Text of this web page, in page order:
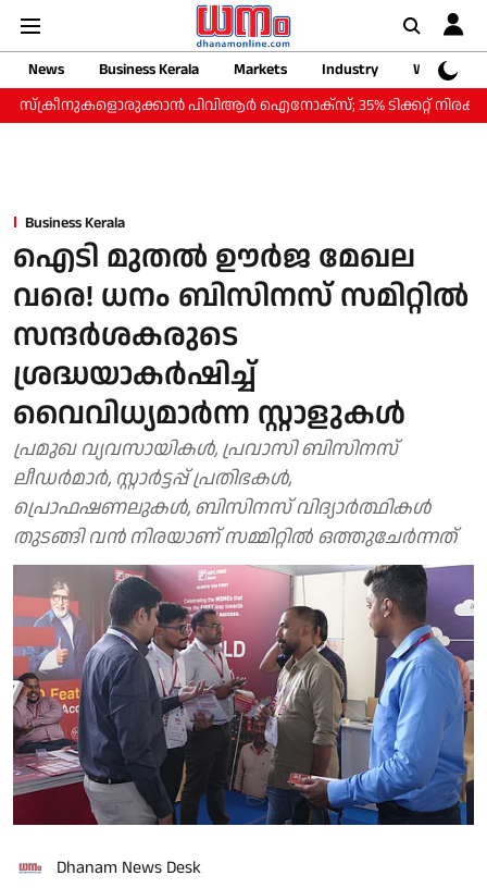
News Business Kerala Markets Industry
Web
സ്‌ക്രീനുകളൊരുക്കാന്‍ പിവിആര്‍ ഐനോക്‌സ്; 35% ടിക്കറ്റ് നിരക്ക്
Business Kerala
ഐടി മുതൽ ഊർജ മേഖല
വരെ! ധനം ബിസിനസ് സമിറ്റിൽ
സന്ദർശകരുടെ
ശ്രദ്ധയാകർഷിച്ച്
വൈവിധ്യമാർന്ന സ്റ്റാളുകൾ
പ്രമുഖ വ്യവസായികൾ, പ്രവാസി ബിസിനസ്
ലീഡർമാർ, സ്റ്റാർട്ടപ്പ് പ്രതിഭകൾ,
പ്രൊഫഷണലുകൾ, ബിസിനസ് വിദ്യാർത്ഥികൾ
തുടങ്ങി വൻ നിരയാണ് സമ്മിറ്റില്‍ ഒത്തുചേര്‍ന്നത്
Dhanam News Desk